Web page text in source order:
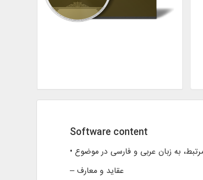
Software content
– عقاید و معارف